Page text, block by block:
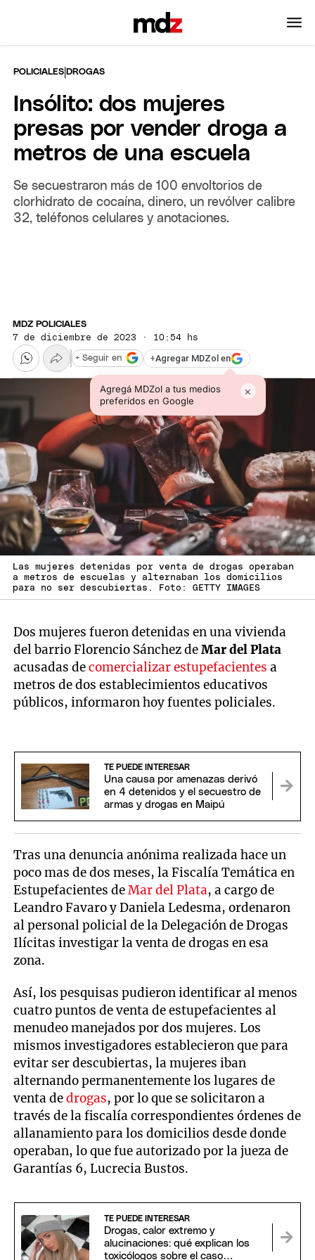
POLICIALES |DROGAS
Insólito: dos mujeres
presas por vender droga a
metros de una escuela
Se secuestraron más de 100 envoltorios de
clorhidrato de cocaína, dinero, un revólver calibre
32, teléfonos celulares y anotaciones.
MDZ POLICIALES
7 de diciembre de 2023 · 10:54 hs
+Agregar MDZol en
Agregá MDZol a tus medios
preferidos en Google
×
+ Seguir en
Las mujeres detenidas por venta de drogas operaban
a metros de escuelas y alternaban los domicilios
para no ser descubiertas. Foto: GETTY IMAGES
Dos mujeres fueron detenidas en una vivienda
del barrio Florencio Sánchez deMar del Plata
acusadas decomercializar estupefacientesa
metros de dos establecimientos educativos
públicos, informaron hoy fuentes policiales.
TE PUEDE INTERESAR
Una causa por amenazas derivó
en 4 detenidos y el secuestro de
armas y drogas en Maipú
Tras una denuncia anónima realizada hace un
poco mas de dos meses, la Fiscalía Temática en
Estupefacientes deMar del Plata, a cargo de
Leandro Favaro y Daniela Ledesma, ordenaron
al personal policial de la Delegación de Drogas
Ilícitas investigar la venta de drogas en esa
zona.
Así, los pesquisas pudieron identificar al menos
cuatro puntos de venta de estupefacientes al
menudeo manejados por dos mujeres. Los
mismos investigadores establecieron que para
evitar ser descubiertas, la mujeres iban
alternando permanentemente los lugares de
venta dedrogas, por lo que se solicitaron a
través de la fiscalía correspondientes órdenes de
allanamiento para los domicilios desde donde
operaban, lo que fue autorizado por la jueza de
Garantías 6, Lucrecia Bustos.
TE PUEDE INTERESAR
Drogas, calor extremo y
alucinaciones: qué explican los
toxicólogos sobre el caso